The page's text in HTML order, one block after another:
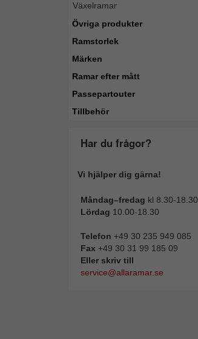
Växelramar
Övriga produkter
Ramstorlek
Märken
Ramar efter mått
Passepartouter
Tillbehör
Har du frågor?
Vi hjälper dig gärna!
Måndag–fredag kl 8.30-18.30
Lördag 10.00-18.30
Telefon +49 30 235 949 085
Fax +49 30 31 99 185 09
Eller skriv till
service@allaramar.se